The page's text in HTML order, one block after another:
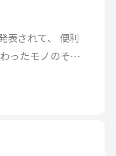
表されて、 便利
ったモノのその
遠く離れ